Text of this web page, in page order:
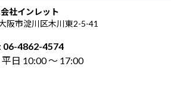
社インレット
市淀川区木川東2-5-41
06-4862-4574
日 10:00 〜 17:00